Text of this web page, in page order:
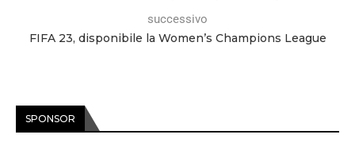
successivo
FIFA 23, disponibile la Women’s Champions League
SPONSOR